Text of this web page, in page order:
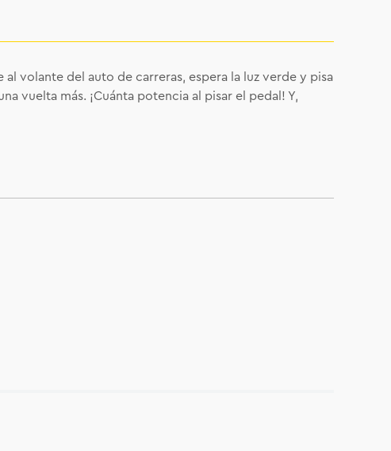
volante del auto de carreras, espera la luz verde y pisa
vuelta más. ¡Cuánta potencia al pisar el pedal! Y,